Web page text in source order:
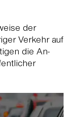
der
Verkehr auf
die An-